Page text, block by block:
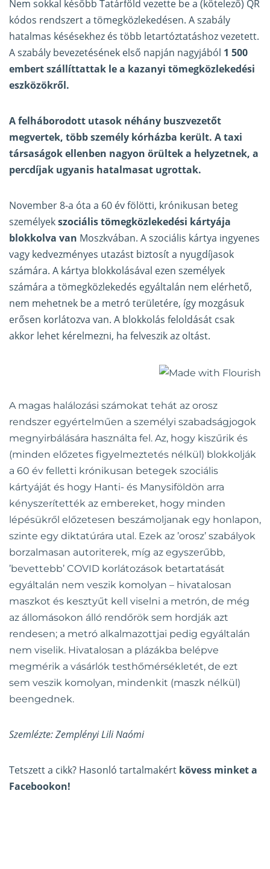
Nem sokkal később Tatárföld vezette be a (kötelező) QR
kódos rendszert a tömegközlekedésen. A szabály
hatalmas késésekhez és több letartóztatáshoz vezetett.
A szabály bevezetésének első napján nagyjából 1 500
embert szállíttattak le a kazanyi tömegközlekedési
eszközökről.
A felháborodott utasok néhány buszvezetőt
megvertek, több személy kórházba került. A taxi
társaságok ellenben nagyon örültek a helyzetnek, a
percdíjak ugyanis hatalmasat ugrottak.
November 8-a óta a 60 év fölötti, krónikusan beteg
személyekszociális tömegközlekedési kártyája
blokkolva van Moszkvában. A szociális kártya ingyenes
vagy kedvezményes utazást biztosít a nyugdíjasok
számára. A kártya blokkolásával ezen személyek
számára a tömegközlekedés egyáltalán nem elérhető,
nem mehetnek be a metró területére, így mozgásuk
erősen korlátozva van. A blokkolás feloldását csak
akkor lehet kérelmezni, ha felveszik az oltást.
A magas halálozási számokat tehát az orosz
rendszer egyértelműen a személyi szabadságjogok
megnyirbálására használta fel. Az, hogy kiszűrik és
(minden előzetes figyelmeztetés nélkül) blokkolják
a 60 év felletti krónikusan betegek szociális
kártyáját és hogy Hanti- és Manysiföldön arra
kényszerítették az embereket, hogy minden
lépésükről előzetesen beszámoljanak egy honlapon,
szinte egy diktatúrára utal. Ezek az ’orosz’ szabályok
borzalmasan autoriterek, míg az egyszerűbb,
’bevettebb’ COVID korlátozások betartatását
egyáltalán nem veszik komolyan – hivatalosan
maszkot és kesztyűt kell viselni a metrón, de még
az állomásokon álló rendőrök sem hordják azt
rendesen; a metró alkalmazottjai pedig egyáltalán
nem viselik. Hivatalosan a plázákba belépve
megmérik a vásárlók testhőmérsékletét, de ezt
sem veszik komolyan, mindenkit (maszk nélkül)
beengednek.
Szemlézte: Zemplényi Lili Naómi
Tetszett a cikk? Hasonló tartalmakért kövess minket a
Facebookon!